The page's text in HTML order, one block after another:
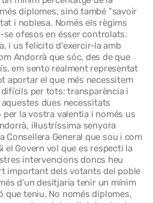
diplomes, sinó també "savoir
i noblesa. Només els règims
ofesos en ésser controlats.
i us felicito d'exercir-la amb
Andorrà que sóc, des de que
em sento realment representat
aportar el que més necessitem
per tots: transparència i
dues necessitats
la vostra valentia i només us
il·lustríssima senyora
Consellera General que sou i com
el Govern vol que es respecti la
intervencions doncs heu
important dels votants del poble
d'un desitjaria tenir un mínim
que teniu. No només diplomes,